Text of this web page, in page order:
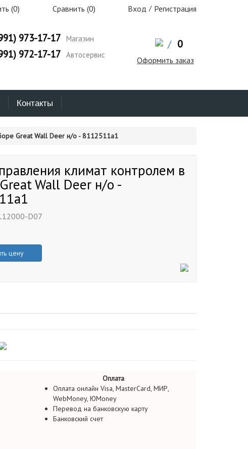
(0) Сравнить (0) Вход / Регистрация
973-17-17 Магазин
972-17-17 Автосервис
/ 0
Оформить заказ
Контакты
Great Wall Deer н/о - 8112511a1
климат контролем в
Wall Deer н/о -
D07
цену
Оплата
Оплата онлайн Visa, MasterCard, МИР,
WebMoney, ЮMoney
Перевод на банковскую карту
Банковский счет